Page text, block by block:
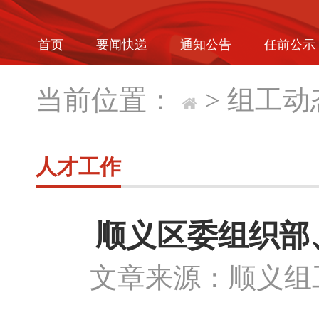
首页 要闻快递 通知公告 任前公示
当前位置： > 组工动
人才工作
顺义区委组织
文章来源：顺